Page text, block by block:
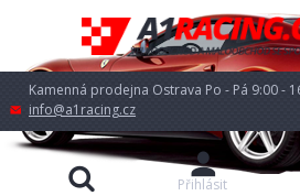
Kamenná prodejna Ostrava Po - Pá 9:00 -
info@a1racing.cz
Přihlásit